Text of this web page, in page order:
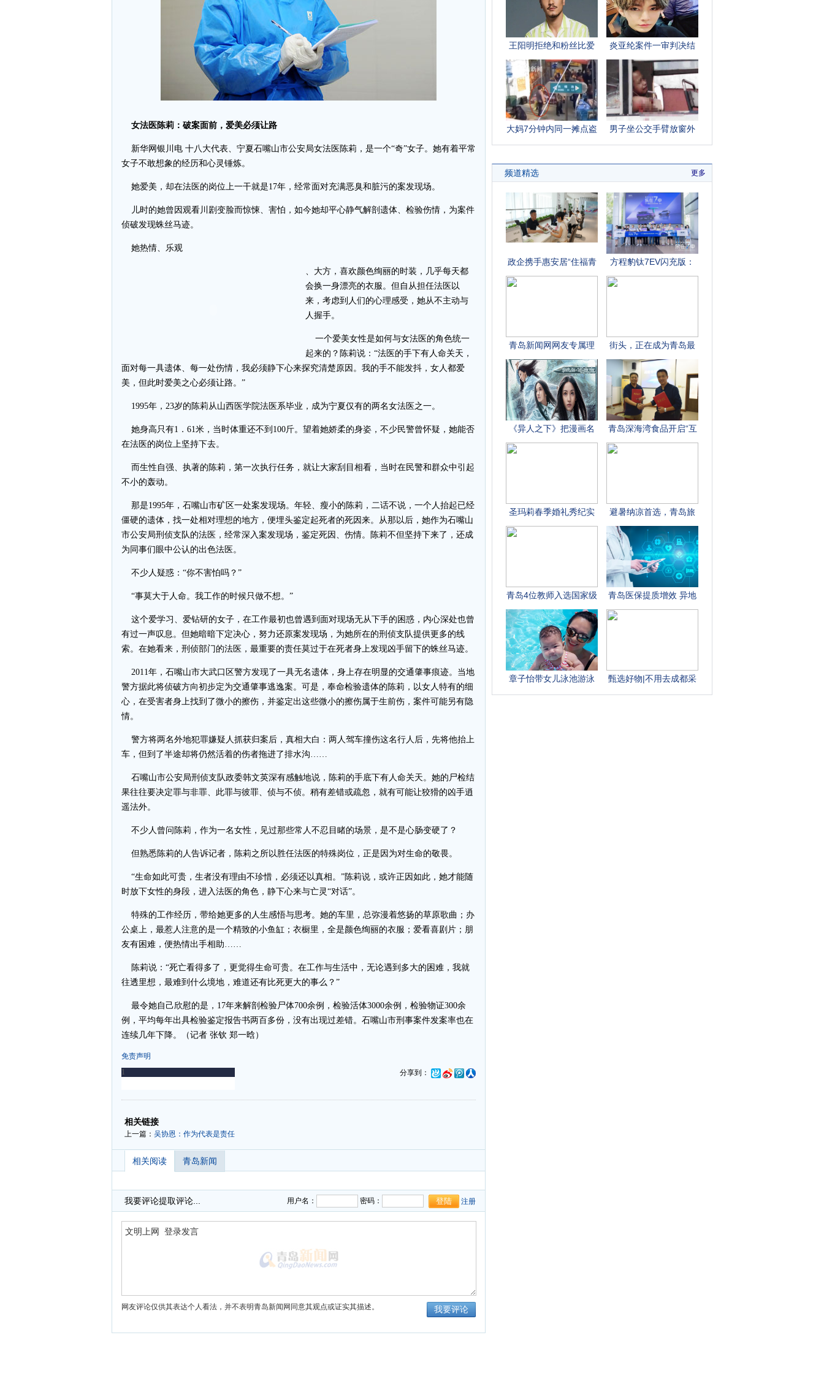
女法医陈莉：破案面前，爱美必须让路
新华网银川电 十八大代表、宁夏石嘴山市公安局女法医陈莉，是一个“奇”女子。她有着平常
女子不敢想象的经历和心灵锤炼。
她爱美，却在法医的岗位上一干就是17年，经常面对充满恶臭和脏污的案发现场。
儿时的她曾因观看川剧变脸而惊悚、害怕，如今她却平心静气解剖遗体、检验伤情，为案件
侦破发现蛛丝马迹。
她热情、乐观
、大方，喜欢颜色绚丽的时装，几乎每天都
会换一身漂亮的衣服。但自从担任法医以
来，考虑到人们的心理感受，她从不主动与
人握手。
一个爱美女性是如何与女法医的角色统一
起来的？陈莉说：“法医的手下有人命关天，
面对每一具遗体、每一处伤情，我必须静下心来探究清楚原因。我的手不能发抖，女人都爱
美，但此时爱美之心必须让路。”
1995年，23岁的陈莉从山西医学院法医系毕业，成为宁夏仅有的两名女法医之一。
她身高只有1．61米，当时体重还不到100斤。望着她娇柔的身姿，不少民警曾怀疑，她能否
在法医的岗位上坚持下去。
而生性自强、执著的陈莉，第一次执行任务，就让大家刮目相看，当时在民警和群众中引起
不小的轰动。
那是1995年，石嘴山市矿区一处案发现场。年轻、瘦小的陈莉，二话不说，一个人抬起已经
僵硬的遗体，找一处相对理想的地方，便埋头鉴定起死者的死因来。从那以后，她作为石嘴山
市公安局刑侦支队的法医，经常深入案发现场，鉴定死因、伤情。陈莉不但坚持下来了，还成
为同事们眼中公认的出色法医。
不少人疑惑：“你不害怕吗？”
“事莫大于人命。我工作的时候只做不想。”
这个爱学习、爱钻研的女子，在工作最初也曾遇到面对现场无从下手的困惑，内心深处也曾
有过一声叹息。但她暗暗下定决心，努力还原案发现场，为她所在的刑侦支队提供更多的线
索。在她看来，刑侦部门的法医，最重要的责任莫过于在死者身上发现凶手留下的蛛丝马迹。
2011年，石嘴山市大武口区警方发现了一具无名遗体，身上存在明显的交通肇事痕迹。当地
警方据此将侦破方向初步定为交通肇事逃逸案。可是，奉命检验遗体的陈莉，以女人特有的细
心，在受害者身上找到了微小的擦伤，并鉴定出这些微小的擦伤属于生前伤，案件可能另有隐
情。
警方将两名外地犯罪嫌疑人抓获归案后，真相大白：两人驾车撞伤这名行人后，先将他抬上
车，但到了半途却将仍然活着的伤者拖进了排水沟……
石嘴山市公安局刑侦支队政委韩文英深有感触地说，陈莉的手底下有人命关天。她的尸检结
果往往要决定罪与非罪、此罪与彼罪、侦与不侦。稍有差错或疏忽，就有可能让狡猾的凶手逍
遥法外。
不少人曾问陈莉，作为一名女性，见过那些常人不忍目睹的场景，是不是心肠变硬了？
但熟悉陈莉的人告诉记者，陈莉之所以胜任法医的特殊岗位，正是因为对生命的敬畏。
“生命如此可贵，生者没有理由不珍惜，必须还以真相。”陈莉说，或许正因如此，她才能随
时放下女性的身段，进入法医的角色，静下心来与亡灵“对话”。
特殊的工作经历，带给她更多的人生感悟与思考。她的车里，总弥漫着悠扬的草原歌曲；办
公桌上，最惹人注意的是一个精致的小鱼缸；衣橱里，全是颜色绚丽的衣服；爱看喜剧片；朋
友有困难，便热情出手相助……
陈莉说：“死亡看得多了，更觉得生命可贵。在工作与生活中，无论遇到多大的困难，我就
往透里想，最难到什么境地，难道还有比死更大的事么？”
最令她自己欣慰的是，17年来解剖检验尸体700余例，检验活体3000余例，检验物证300余
例，平均每年出具检验鉴定报告书两百多份，没有出现过差错。石嘴山市刑事案件发案率也在
连续几年下降。（记者 张钦 郑一晗）
免责声明
分享到：
-
相关链接
上一篇： 吴协恩：作为代表是责任
相关阅读 青岛新闻
我要评论提取评论... 用户名： 密码： 注册
网友评论仅供其表达个人看法，并不表明青岛新闻网同意其观点或证实其描述。